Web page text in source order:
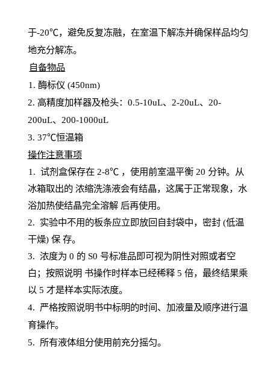
于-20℃，避免反复冻融，在室温下解冻并确保样品均匀
地充分解冻。
自备物品
1 . 酶标仪 (450nm)
2. 高精度加样器及枪头： 0.5-10uL、 2-20uL、 20-
200uL、 200-1000uL
3. 37℃恒温箱
操作注意事项
1. 试剂盒保存在 2-8℃ ，使用前室温平衡 20 分钟。从
冰箱取出的 浓缩洗涤液会有结晶，这属于正常现象，水
浴加热使结晶完全溶解 后再使用。
2. 实验中不用的板条应立即放回自封袋中，密封(低温
干燥) 保 存。
3. 浓度为 0 的 S0 号标准品即可视为阴性对照或者空
白；按照说明 书操作时样本已经稀释5 倍，最终结果乘
以 5 才是样本实际浓度。
4. 严格按照说明书中标明的时间、加液量及顺序进行温
育操作。
5. 所有液体组分使用前充分摇匀。